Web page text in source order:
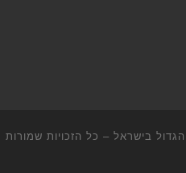
בישראל – כל הזכויות שמורות